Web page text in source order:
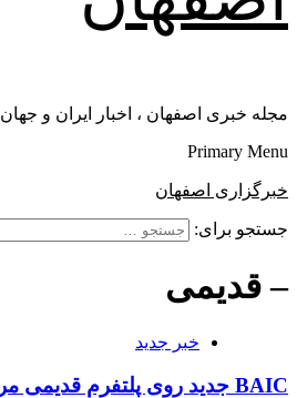
مجله خبری اصفهان ، اخبار ایران و جهان
Primary Menu
خبرگزاری اصفهان
جستجو برای:
– قدیمی
خبر جدید
BAIC جدید روی پلتفرم قدیمی مرسدس E کلاس